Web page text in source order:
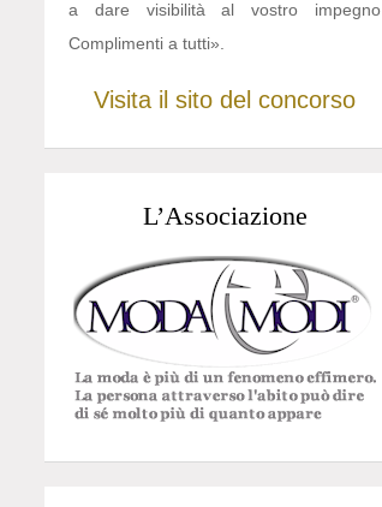
a dare visibilità al vostro impegno
Complimenti a tutti».
Visita il sito del concorso
L’Associazione